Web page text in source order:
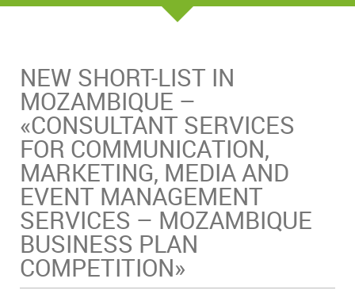
NEW SHORT-LIST IN
MOZAMBIQUE –
«CONSULTANT SERVICES
FOR COMMUNICATION,
MARKETING, MEDIA AND
EVENT MANAGEMENT
SERVICES – MOZAMBIQUE
BUSINESS PLAN
COMPETITION»